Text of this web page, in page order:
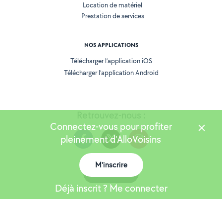
Location de matériel
Prestation de services
NOS APPLICATIONS
Télécharger l’application iOS
Télécharger l’application Android
Connectez-vous pour profiter
pleinement d'AlloVoisins
M'inscrire
Déjà inscrit ? Me connecter